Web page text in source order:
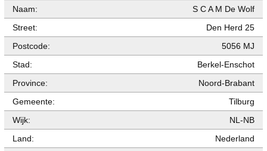
Naam:
S C A M De Wolf
Street:
Den Herd 25
Postcode:
5056 MJ
Stad:
Berkel-Enschot
Province:
Noord-Brabant
Gemeente:
Tilburg
Wijk:
NL-NB
Land:
Nederland